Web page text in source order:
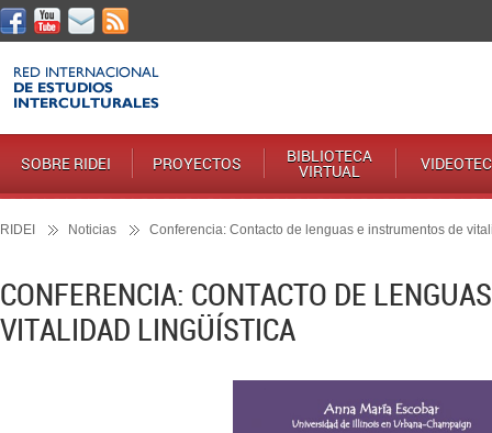
SOBRE RIDEI PROYECTOS BIBLIOTECA
VIRTUAL
RIDEI Noticias Conferencia: Contacto de lenguas e instrumentos de
CONFERENCIA: CONTACTO DE
VITALIDAD LINGÜÍSTICA